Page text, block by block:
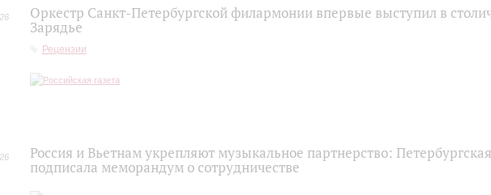
Оркестр Санкт‑Петербургской филармонии впервые выступил в
Зарядье
Рецензии
Россия и Вьетнам укрепляют музыкальное партнерство:
подписала меморандум о сотрудничестве